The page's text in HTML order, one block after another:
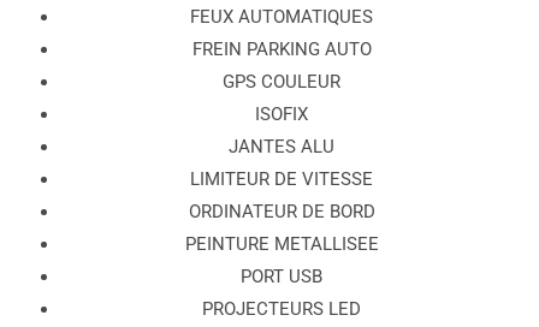
FEUX AUTOMATIQUES
FREIN PARKING AUTO
GPS COULEUR
ISOFIX
JANTES ALU
LIMITEUR DE VITESSE
ORDINATEUR DE BORD
PEINTURE METALLISEE
PORT USB
PROJECTEURS LED